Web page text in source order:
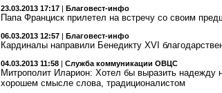
23.03.2013 17:17 | Благовест-инфо
Папа Франциск прилетел на встречу со своим
06.03.2013 12:57 | Благовест-инфо
Кардиналы направили Бенедикту XVI
04.03.2013 11:58 Служба коммуникации ОВЦС
Митрополит Иларион: Хотел бы выразить
хорошем смысле слова, традиционалистом